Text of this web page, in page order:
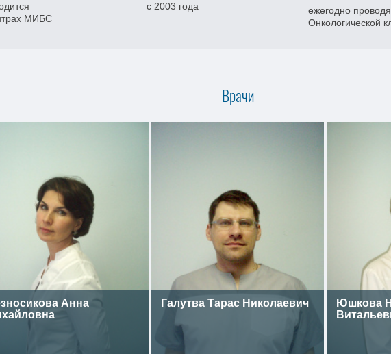
МИБС
с 2003 года
ежегодно
Онкологической
Врачи
Анна
Галутва Тарас Николаевич
Юшкова